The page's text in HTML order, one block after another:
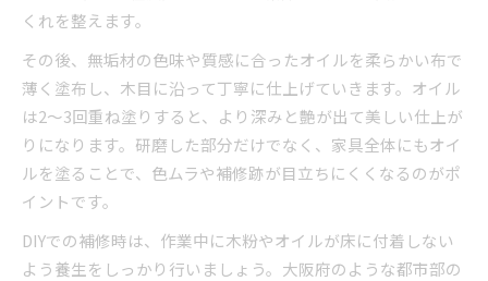
くれを整えます。
その後、無垢材の色味や質感に合ったオイルを柔らかい布で
薄く塗布し、木目に沿って丁寧に仕上げていきます。オイル
は2～3回重ね塗りすると、より深みと艶が出て美しい仕上が
りになります。研磨した部分だけでなく、家具全体にもオイ
ルを塗ることで、色ムラや補修跡が目立ちにくくなるのがポ
イントです。
DIYでの補修時は、作業中に木粉やオイルが床に付着しない
よう養生をしっかり行いましょう。大阪府のような都市部の